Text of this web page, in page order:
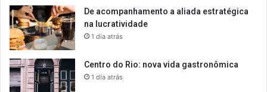
De acompanhamento a aliada estratégica
na lucratividade
1 dia atrás
Centro do Rio: nova vida gastronômica
1 dia atrás